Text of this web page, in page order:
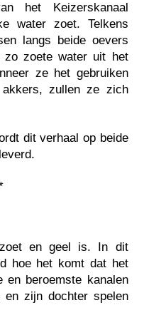
het Keizerskanaal
water zoet. Telkens
langs beide oevers
zo zoete water uit het
ze het gebruiken
zullen ze zich
dit verhaal op beide
zoet en geel is. In dit
hoe het komt dat het
en beroemste kanalen
zijn dochter spelen